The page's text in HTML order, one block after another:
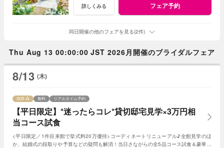
詳しくみる フェア予約
同日開催の他のフェアを見る(2件)
Thu Aug 13 00:00:00 JST 2026月開催のブライダルフェア
8/13 (木)
【平日限定】*迷ったらコレ*貸切邸宅見学×3万円相
当コース試食
残席 無料 リアルタイム予約
<平日限定／1件目来館で挙式料20万優待>コーディネートリニューアル♪全館見学のほ
か、結婚式の段取りや予算などの疑問も解消！当日さながらの全5品コース試食＆豪華特